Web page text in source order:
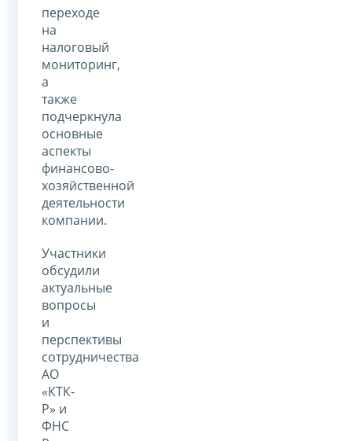
переходе
на
налоговый
мониторинг,
а
также
подчеркнула
основные
аспекты
финансово-
хозяйственной
деятельности
компании.
Участники
обсудили
актуальные
вопросы
и
перспективы
сотрудничества
АО
«КТК-
Р» и
ФНС